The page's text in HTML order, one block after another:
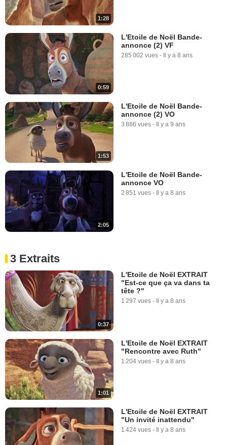
1:28
0:59
L'Etoile de Noël Bande-
annonce (2) VF
285 002 vues - Il y a 8 ans
1:53
L'Etoile de Noël Bande-
annonce (2) VO
3 886 vues - Il y a 9 ans
2:05
L'Etoile de Noël Bande-
annonce VO
2 851 vues - Il y a 8 ans
3 Extraits
0:37
L'Etoile de Noël EXTRAIT
"Est-ce que ça va dans ta
tête ?"
1 297 vues - Il y a 8 ans
1:01
L'Etoile de Noël EXTRAIT
"Rencontre avec Ruth"
1 204 vues - Il y a 8 ans
L'Etoile de Noël EXTRAIT
"Un invité inattendu"
1 424 vues - Il y a 8 ans